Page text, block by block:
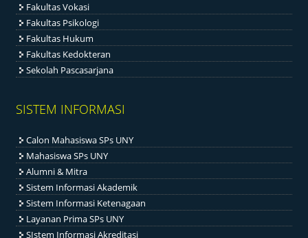
Fakultas Vokasi
Fakultas Psikologi
Fakultas Hukum
Fakultas Kedokteran
Sekolah Pascasarjana
SISTEM INFORMASI
Calon Mahasiswa SPs UNY
Mahasiswa SPs UNY
Alumni & Mitra
Sistem Informasi Akademik
Sistem Informasi Ketenagaan
Layanan Prima SPs UNY
SIstem Informasi Akreditasi